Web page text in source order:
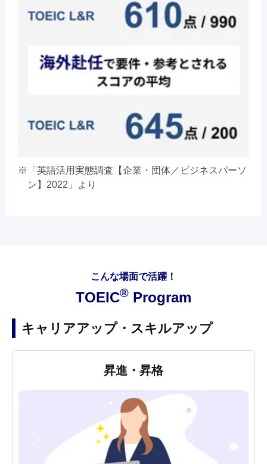
「英語活用実態調査【企業・団体／ビジネスパーソ
ン】2022」より
こんな場面で活躍！
TOEIC® Program
キャリアアップ・スキルアップ
昇進・昇格